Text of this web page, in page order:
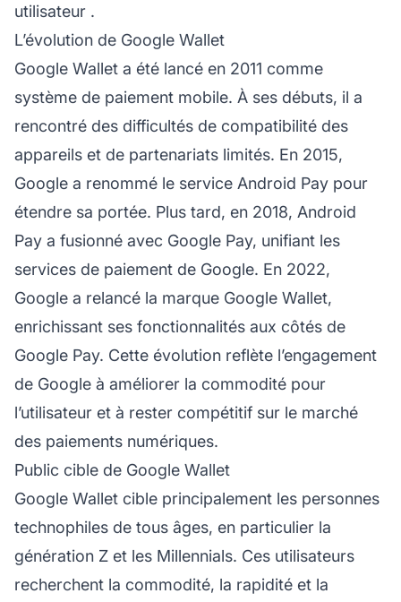
utilisateur .
L’évolution de Google Wallet
Google Wallet a été lancé en 2011 comme
système de paiement mobile. À ses débuts, il a
rencontré des difficultés de compatibilité des
appareils et de partenariats limités. En 2015,
Google a renommé le service Android Pay pour
étendre sa portée. Plus tard, en 2018, Android
Pay a fusionné avec Google Pay, unifiant les
services de paiement de Google. En 2022,
Google a relancé la marque Google Wallet,
enrichissant ses fonctionnalités aux côtés de
Google Pay. Cette évolution reflète l’engagement
de Google à améliorer la commodité pour
l’utilisateur et à rester compétitif sur le marché
des paiements numériques.
Public cible de Google Wallet
Google Wallet cible principalement les personnes
technophiles de tous âges, en particulier la
génération Z et les Millennials. Ces utilisateurs
recherchent la commodité, la rapidité et la